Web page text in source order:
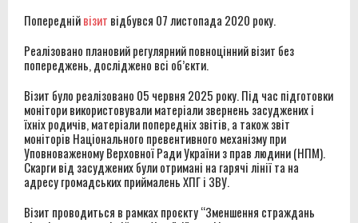
Попереднійвізит відбувcя 07 листопада 2020 року.
Реалізовано плановий регулярний повноцінний візит без
попереджень, досліджено всі об’єкти.
Візит було реалізовано 05 червня 2025 року. Під час підготовки
монітори використовували матеріали звернень засуджених і
їхніх родичів, матеріали попередніх звітів, а також звіт
моніторів Національного превентивного механізму при
Уповноваженому Верховної Ради України з прав людини (НПМ).
Скарги від засуджених були отримані на гарячі лінії та на
адресу громадських приймалень ХПГ і ЗВУ.
Візит проводиться в рамках проєкту “Зменшення страждань